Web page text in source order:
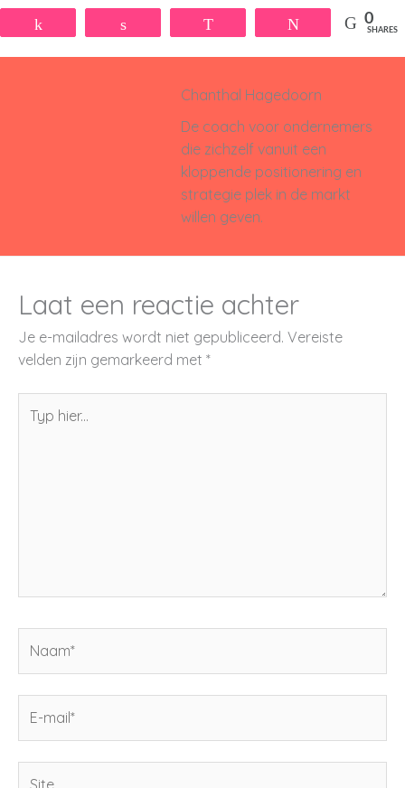
Tweet 0
SHARES
Chanthal Hagedoorn
De coach voor ondernemers
die zichzelf vanuit een
kloppende positionering en
strategie plek in de markt
willen geven.
Laat een reactie achter
Je e-mailadres wordt niet gepubliceerd. Vereiste
velden zijn gemarkeerd met *
hier...
mail*